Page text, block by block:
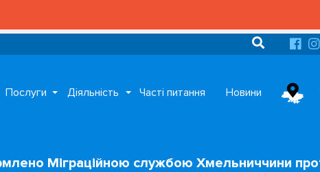
Послуги Діяльність Часті питання Новини
Міграційною службою Хмельниччини